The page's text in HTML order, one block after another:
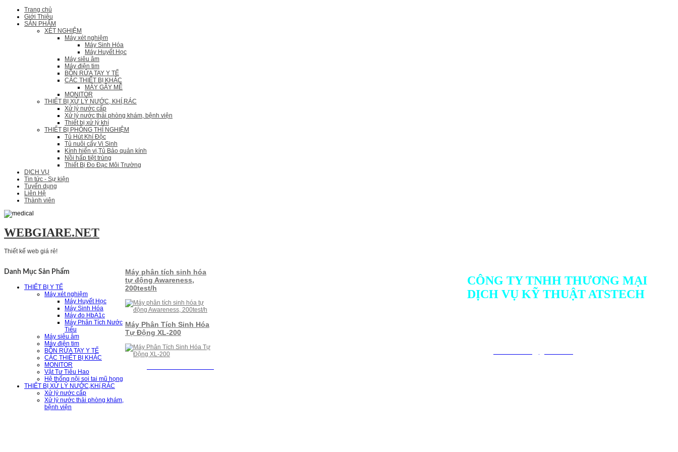
Trang chủ
Giới Thiệu
SẢN PHẨM
XÉT NGHIỆM
Máy xét nghiệm
Máy Sinh Hóa
Máy Huyết Học
Máy siêu âm
Máy điện tim
BỒN RỬA TAY Y TẾ
CÁC THIẾT BỊ KHÁC
MÁY GÂY MÊ
MONITOR
THIẾT BỊ XỬ LÝ NƯỚC, KHÍ,RÁC
Xử lý nước cấp
Xử lý nước thải phòng khám, bệnh viện
Thiết bị xử lý khí
THIẾT BỊ PHÒNG THÍ NGHIỆM
Tủ Hút Khí Độc
Tủ nuôi cấy Vi Sinh
Kính hiển vi,Tủ Bảo quản kính
Nồi hấp tiệt trùng
Thiết Bị Đo Đạc Môi Trường
DỊCH VỤ
Tin tức - Sự kiện
Tuyển dụng
Liên Hệ
Thành viên
WEBGIARE.NET
Thiết kế web giá rẻ!
Danh Mục Sản Phẩm
THIẾT BỊ Y TẾ
Máy xét nghiệm
Máy Huyết Học
Máy Sinh Hóa
Máy đo HbA1c
Máy Phân Tích Nước
Tiểu
Máy siêu âm
Máy điện tim
BỒN RỬA TAY Y TẾ
CÁC THIẾT BỊ KHÁC
MONITOR
Vật Tư Tiêu Hao
Hệ thống nội soi tai mũ họng
THIẾT BỊ XỬ LÝ NƯỚC,KHí,RÁC
Xử lý nước cấp
Xử lý nước thải phòng khám,
bệnh viện
Máy phân tích sinh hóa
tự động Awareness,
200test/h
Máy Phân Tích Sinh Hóa
Tự Động XL-200
CÔNG TY TNHH THƯƠNG MẠI
DỊCH VỤ KỸ THUẬT ATSTECH